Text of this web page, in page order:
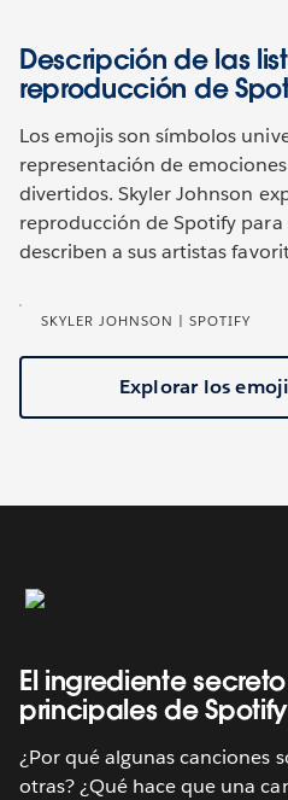
Descripción de las
reproducción de
Los emojis son símbolos
representación de
divertidos. Skyler Johnson
reproducción de Spotify
describen a sus artistas
SKYLER JOHNSON | SPOTIFY
Explorar los
El ingrediente
principales de Spotify
¿Por qué algunas canciones
otras? ¿Qué hace que una